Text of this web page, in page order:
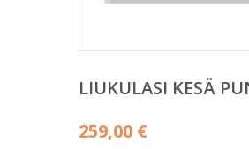
LIUKULASI KESÄ
259,00 €